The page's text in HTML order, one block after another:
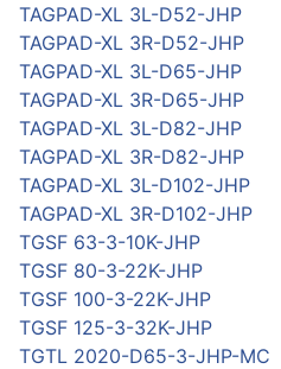
TAGPAD-XL 3L-D52-JHP
TAGPAD-XL 3R-D52-JHP
TAGPAD-XL 3L-D65-JHP
TAGPAD-XL 3R-D65-JHP
TAGPAD-XL 3L-D82-JHP
TAGPAD-XL 3R-D82-JHP
TAGPAD-XL 3L-D102-JHP
TAGPAD-XL 3R-D102-JHP
TGSF 63-3-10K-JHP
TGSF 80-3-22K-JHP
TGSF 100-3-22K-JHP
TGSF 125-3-32K-JHP
TGTL 2020-D65-3-JHP-MC